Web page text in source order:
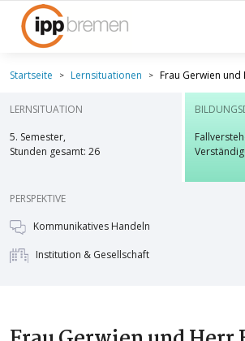
Startseite Lernsituationen Frau Gerwien und
LERNSITUATION
5. Semester,
Stunden gesamt: 26
PERSPEKTIVE
Kommunikatives Handeln
Institution & Gesellschaft